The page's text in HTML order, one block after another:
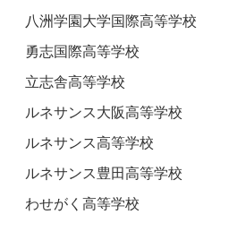
八洲学園大学国際高等学校
勇志国際高等学校
立志舎高等学校
ルネサンス大阪高等学校
ルネサンス高等学校
ルネサンス豊田高等学校
わせがく高等学校